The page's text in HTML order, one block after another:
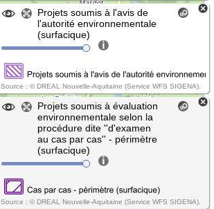
Projets soumis à l'avis de
l'autorité environnementale
(surfacique)
Source : © DREAL Nouvelle-Aquitaine (Service WFS SIGENA).
Projets soumis à évaluation
environnementale selon la
procédure dite ''d'examen
au cas par cas'' - périmètre
(surfacique)
Source : © DREAL Nouvelle-Aquitaine (Service WFS SIGENA).